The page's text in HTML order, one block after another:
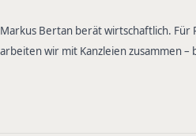
Markus Bertan berät wirtschaftlich. Für
arbeiten wir mit Kanzleien zusammen –